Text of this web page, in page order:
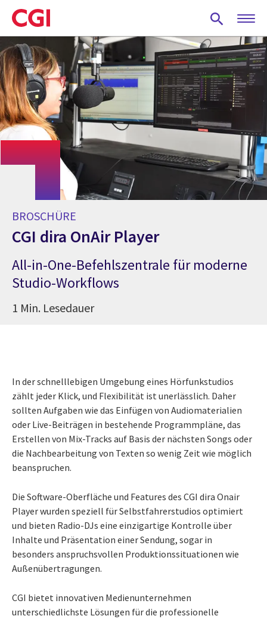
Skip
to
main
content
BROSCHÜRE
CGI dira OnAir Player
All-in-One-Befehlszentrale für moderne
Studio-Workflows
1 Min. Lesedauer
In der schnelllebigen Umgebung eines Hörfunkstudios
zählt jeder Klick, und Flexibilität ist unerlässlich. Daher
sollten Aufgaben wie das Einfügen von Audiomaterialien
oder Live-Beiträgen in bestehende Programmpläne, das
Erstellen von Mix-Tracks auf Basis der nächsten Songs oder
die Nachbearbeitung von Texten so wenig Zeit wie möglich
beanspruchen.
Die Software-Oberfläche und Features des CGI dira Onair
Player wurden speziell für Selbstfahrerstudios optimiert
und bieten Radio-DJs eine einzigartige Kontrolle über
Inhalte und Präsentation einer Sendung, sogar in
besonders anspruchsvollen Produktionssituationen wie
Außenübertragungen.
CGI bietet innovativen Medienunternehmen
unterschiedlichste Lösungen für die professionelle